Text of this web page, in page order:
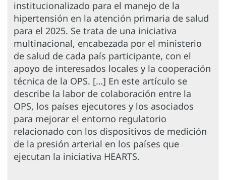
institucionalizado para el manejo de la
hipertensión en la atención primaria de salud
para el 2025. Se trata de una iniciativa
multinacional, encabezada por el ministerio
de salud de cada país participante, con el
apoyo de interesados locales y la cooperación
técnica de la OPS. […] En este artículo se
describe la labor de colaboración entre la
OPS, los países ejecutores y los asociados
para mejorar el entorno regulatorio
relacionado con los dispositivos de medición
de la presión arterial en los países que
ejecutan la iniciativa HEARTS.